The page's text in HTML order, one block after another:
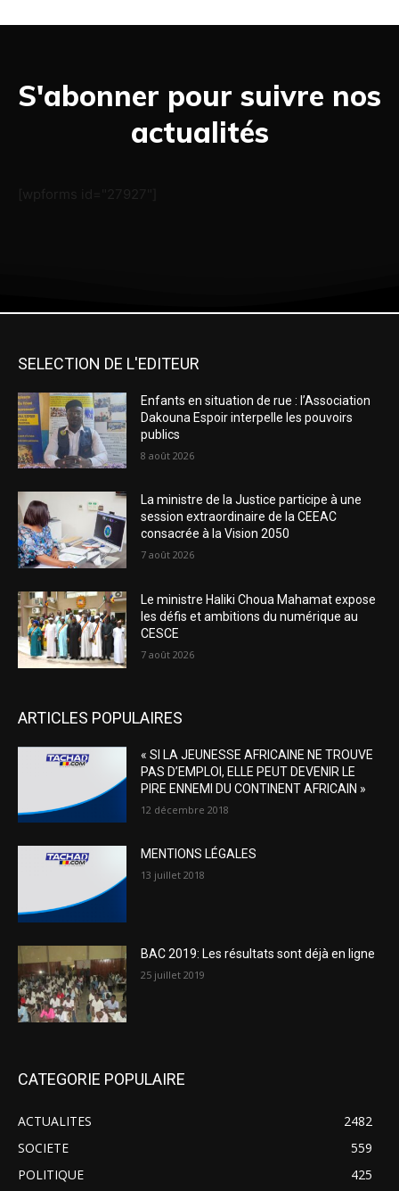
S'abonner pour suivre nos
actualités
[wpforms id="27927"]
SELECTION DE L'EDITEUR
Enfants en situation de rue : l’Association
Dakouna Espoir interpelle les pouvoirs
publics
8 août 2026
La ministre de la Justice participe à une
session extraordinaire de la CEEAC
consacrée à la Vision 2050
7 août 2026
Le ministre Haliki Choua Mahamat expose
les défis et ambitions du numérique au
CESCE
7 août 2026
ARTICLES POPULAIRES
« SI LA JEUNESSE AFRICAINE NE TROUVE
PAS D’EMPLOI, ELLE PEUT DEVENIR LE
PIRE ENNEMI DU CONTINENT AFRICAIN »
12 décembre 2018
MENTIONS LÉGALES
13 juillet 2018
BAC 2019: Les résultats sont déjà en ligne
25 juillet 2019
CATEGORIE POPULAIRE
ACTUALITES
2482
SOCIETE
559
POLITIQUE
425